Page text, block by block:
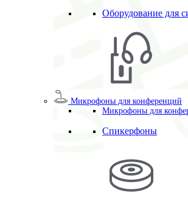
Оборудование для
Микрофоны для конференций
Микрофоны для
Спикерфоны